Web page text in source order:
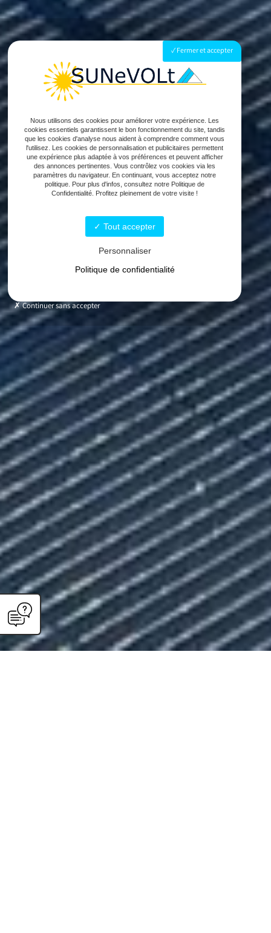
Fermer et accepter
Nous utilisons des cookies pour améliorer votre expérience. Les
cookies essentiels garantissent le bon fonctionnement du site, tandis
que les cookies d'analyse nous aident à comprendre comment vous
l'utilisez. Les cookies de personnalisation et publicitaires permettent
une expérience plus adaptée à vos préférences et peuvent afficher
des annonces pertinentes. Vous contrôlez vos cookies via les
paramètres du navigateur. En continuant, vous acceptez notre
politique. Pour plus d'infos, consultez notre Politique de
Confidentialité. Profitez pleinement de votre visite !
Tout accepter
Personnaliser
Politique de confidentialité
Continuer sans accepter